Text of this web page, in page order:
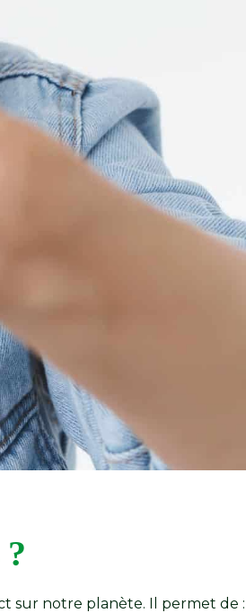
sur notre planète. Il permet de :